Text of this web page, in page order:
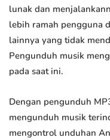
lunak dan
lebih ramah pengguna
lainnya yang tidak
Pengunduh musik
pada saat ini.
Dengan pengunduh
mengunduh musik
mengontrol unduhan